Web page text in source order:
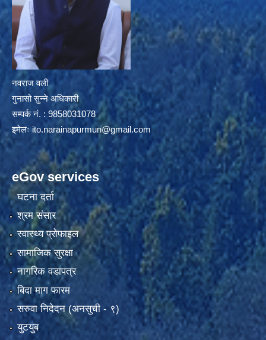
नवराज वली
गुनासो सुन्ने अधिकारी
सम्पर्क नं. : 9858031078
इमेलःito.narainapurmun@gmail.com
eGov services
घटना दर्ता
श्रम संसार
स्वास्थ्य प्रोफाइल
सामाजिक सुरक्षा
नागरिक वडापत्र
बिदा माग फारम
सरुवा निदेदन (अनसुची - ९)
युटयुब